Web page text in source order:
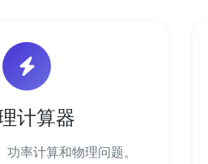
计算器
率计算和物理问题。